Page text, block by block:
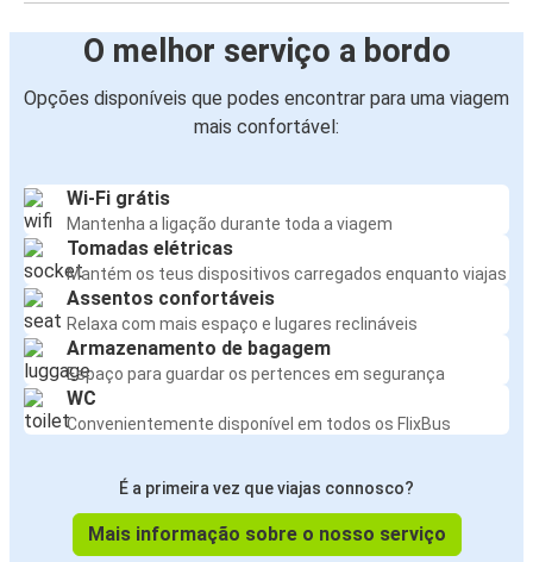
O melhor serviço a bordo
Opções disponíveis que podes encontrar para uma viagem
mais confortável:
Wi-Fi grátis
Mantenha a ligação durante toda a viagem
Tomadas elétricas
Mantém os teus dispositivos carregados enquanto viajas
Assentos confortáveis
Relaxa com mais espaço e lugares reclináveis
Armazenamento de bagagem
Espaço para guardar os pertences em segurança
WC
Convenientemente disponível em todos os FlixBus
É a primeira vez que viajas connosco?
Mais informação sobre o nosso serviço